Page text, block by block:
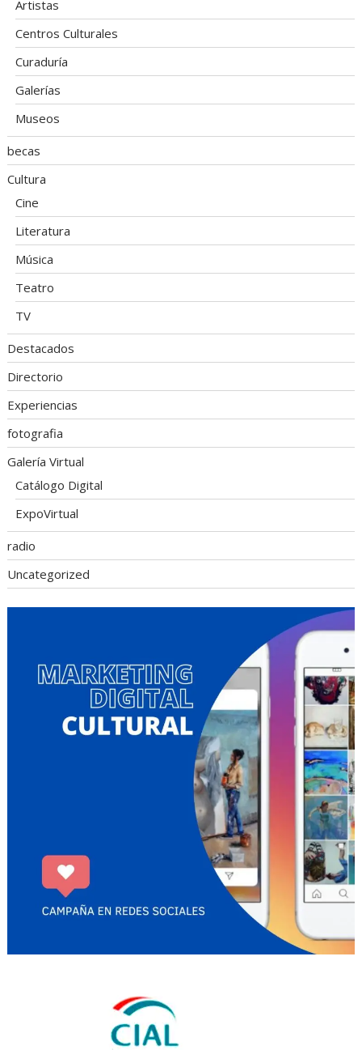
Artistas
Centros Culturales
Curaduría
Galerías
Museos
becas
Cultura
Cine
Literatura
Música
Teatro
TV
Destacados
Directorio
Experiencias
fotografia
Galería Virtual
Catálogo Digital
ExpoVirtual
radio
Uncategorized